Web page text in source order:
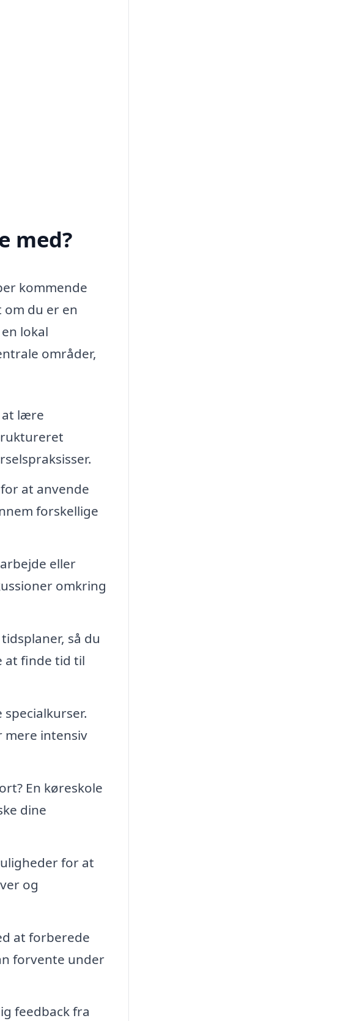
med?
kommende
du er en
lokal
områder,
at lære
at anvende
forskellige
eller
omkring
så du
at finde tid til
mere intensiv
En køreskole
dine
for at
og
at forberede
forvente under
feedback fra